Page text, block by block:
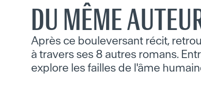
DU MÊME
Après ce bouleversant récit,
à travers ses 8 autres romans.
explore les failles de l'âme